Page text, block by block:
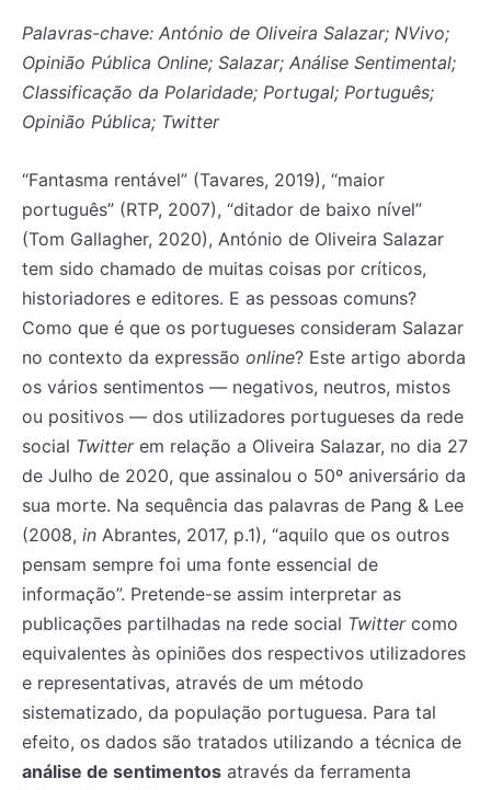
Palavras-chave: António de Oliveira Salazar; NVivo;
Opinião Pública Online; Salazar; Análise Sentimental;
Classificação da Polaridade; Portugal; Português;
Opinião Pública; Twitter
“Fantasma rentável” (Tavares, 2019), “maior
português” (RTP, 2007), “ditador de baixo nível”
(Tom Gallagher, 2020), António de Oliveira Salazar
tem sido chamado de muitas coisas por críticos,
historiadores e editores. E as pessoas comuns?
Como que é que os portugueses consideram Salazar
no contexto da expressão online? Este artigo aborda
os vários sentimentos — negativos, neutros, mistos
ou positivos — dos utilizadores portugueses da rede
social Twitterem relação a Oliveira Salazar, no dia 27
de Julho de 2020, que assinalou o 50º aniversário da
sua morte. Na sequência das palavras de Pang & Lee
(2008, in Abrantes, 2017, p.1), “aquilo que os outros
pensam sempre foi uma fonte essencial de
informação”. Pretende-se assim interpretar as
publicações partilhadas na rede social Twittercomo
equivalentes às opiniões dos respectivos utilizadores
e representativas, através de um método
sistematizado, da população portuguesa. Para tal
efeito, os dados são tratados utilizando a técnica de
análise de sentimentos através da ferramenta